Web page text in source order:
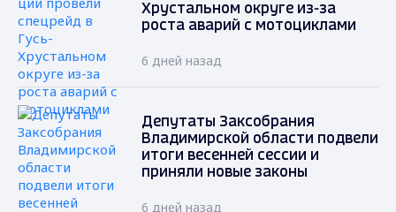
Хрустальном округе из-за
роста аварий с мотоциклами
6 дней назад
Депутаты Заксобрания
Владимирской области подвели
итоги весенней сессии и
приняли новые законы
6 дней назад